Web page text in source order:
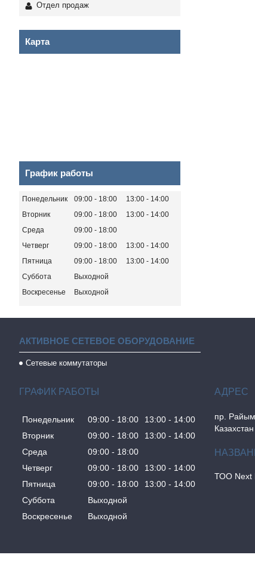
Отдел продаж
Карта
График работы
Понедельник 09:00 18:00 13:00
14:00
Вторник
09:00 18:00 13:00
14:00
Среда
09:00
18:00
Четверг
09:00 18:00 13:00
14:00
Пятница
09:00 18:00 13:00
14:00
Суббота
Выходной
Воскресенье
Выходной
АКТИВНОЕ СЕТЕВОЕ ОБОРУДОВАНИЕ
Сетевые коммутаторы
ГРАФИК РАБОТЫ
Понедельник 09:00 18:00 13:00
14:00
Вторник
09:00 18:00 13:00
14:00
Среда
09:00
18:00
Четверг
09:00 18:00 13:00
14:00
Пятница
09:00 18:00 13:00
14:00
Суббота
Выходной
Воскресенье
Выходной
пр.
Казахстан
ТОО Next